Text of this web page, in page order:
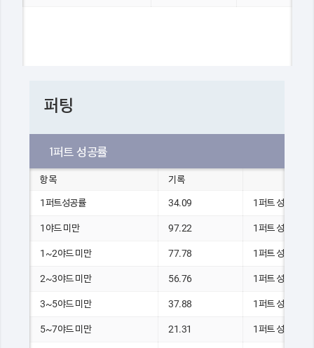
퍼팅
1퍼트 성공률
항목 기록
1퍼트성공률 34.09 1퍼트 성공 홀 수
1야드 미만 97.22 1퍼트 성공 홀 수
1~2야드 미만 77.78 1퍼트 성공 홀 수
2~3야드 미만 56.76 1퍼트 성공 홀 수
3~5야드 미만 37.88 1퍼트 성공 홀 수
5~7야드 미만 21.31 1퍼트 성공 홀 수